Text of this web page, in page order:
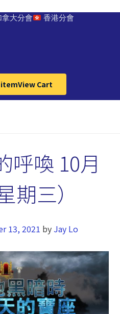
拿大分會 香港分會
View Cart
呼喚 10月
期三）
13, 2021 by Jay Lo